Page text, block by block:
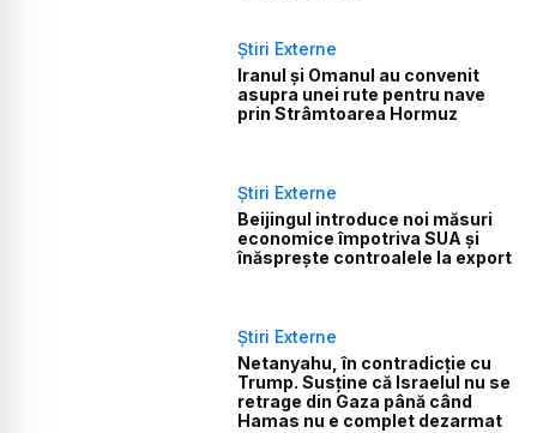
Știri Externe
Iranul și Omanul au convenit
asupra unei rute pentru nave
prin Strâmtoarea Hormuz
Știri Externe
Beijingul introduce noi măsuri
economice împotriva SUA și
înăsprește controalele la export
Știri Externe
Netanyahu, în contradicție cu
Trump. Susține că Israelul nu se
retrage din Gaza până când
Hamas nu e complet dezarmat